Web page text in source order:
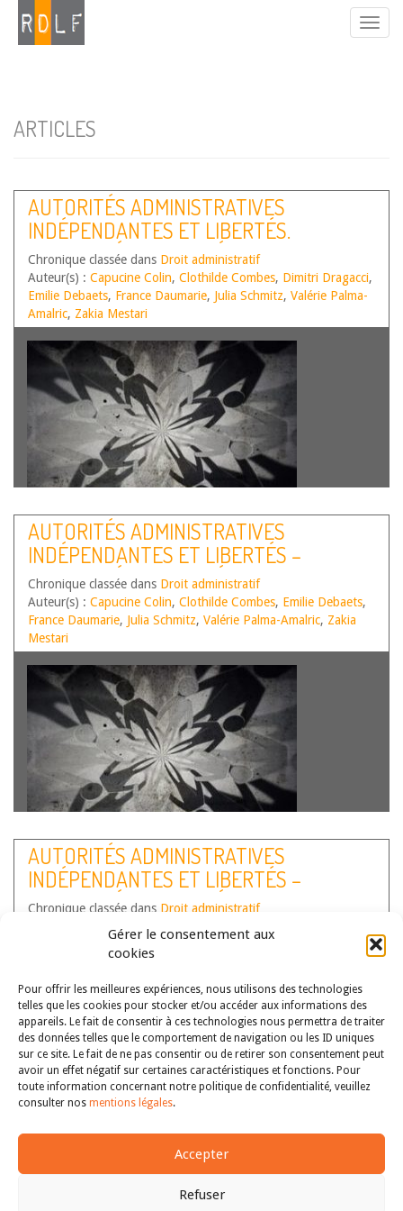
Gérer le consentement aux
cookies
Pour offrir les meilleures expériences, nous utilisons des technologies
telles que les cookies pour stocker et/ou accéder aux informations des
appareils. Le fait de consentir à ces technologies nous permettra de traiter
des données telles que le comportement de navigation ou les ID uniques
sur ce site. Le fait de ne pas consentir ou de retirer son consentement peut
avoir un effet négatif sur certaines caractéristiques et fonctions. Pour
toute information concernant notre politique de confidentialité, veuillez
consulter nos mentions légales.
Accepter
Refuser
ARTICLES
AUTORITÉS ADMINISTRATIVES
INDÉPENDANTES ET LIBERTÉS.
ACTUALITÉS DE L’ANNÉE 2024
Chronique classée dans Droit administratif
Auteur(s) : Capucine Colin, Clothilde Combes, Dimitri Dragacci,
Emilie Debaets, France Daumarie, Julia Schmitz, Valérie Palma-
Amalric, Zakia Mestari
Cette chronique, co-dirigée par Émilie Debaets, Valérie
Palma-Amalric et Julia Schmitz, a pour objectif de couvrir,
de manière annuelle, l’actualité des autorités
administratives et publiques indépendantes, englobées
sous l’acronyme (AAI), telles qu’elles sont listées dans la loi
n° 2017-55…Lire la suite
AUTORITÉS ADMINISTRATIVES
INDÉPENDANTES ET LIBERTÉS –
ACTUALITÉS DE L’ANNÉE 2023
Chronique classée dans Droit administratif
Auteur(s) : Capucine Colin, Clothilde Combes, Emilie Debaets,
France Daumarie, Julia Schmitz, Valérie Palma-Amalric, Zakia
Mestari
Cette chronique a pour objectif de couvrir, de manière
annuelle, l’actualité des autorités administratives
indépendantes (AAI), telles qu’elle sont listées dans la loi
n° 2017-55 du 20 janvier 2017 portant statut général des
autorités administratives indépendantes et des autorités…
AUTORITÉS ADMINISTRATIVES
INDÉPENDANTES ET LIBERTÉS –
ACTUALITÉS DE L’ANNÉE 2022
Chronique classée dans Droit administratif
Arnaud Bonfort
Zakia Mestari
Cette chronique a pour objectif de couvrir, de manière
annuelle, l’actualité des autorités administratives